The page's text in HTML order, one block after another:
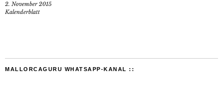
2. November 2015
Kalenderblatt
MALLORCAGURU WHATSAPP-KANAL ::